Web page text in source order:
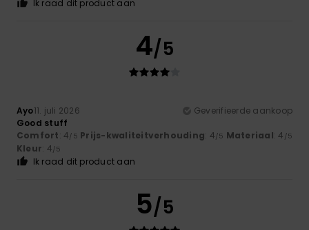
Ik raad dit product aan
4/5
Ayo11. juli 2026
Geverifieerde aankoop
Good stuff
Comfort: 4/5 Prijs-kwaliteitverhouding: 4/5 Materiaal: 4 /5
Kleur: 4/5
Ik raad dit product aan
5/5